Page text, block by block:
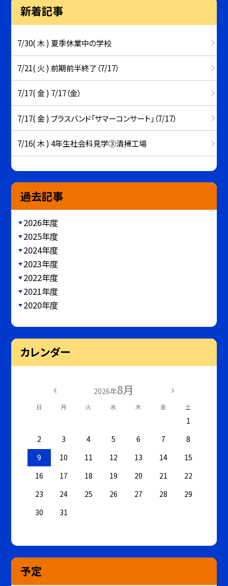
新着記事
7/30( 木 ) 夏季休業中の学校
7/21( 火 ) 前期前半終了（7/17）
7/17( 金 ) 7/17（金）
7/17( 金 ) ブラスバンド「サマーコンサート」（7/17）
7/16( 木 ) 4年生社会科見学③清掃工場
過去記事
2026年度
2025年度
2024年度
2023年度
2022年度
2021年度
2020年度
カレンダー
2026年8月
日 月 火 水 木 金 土
1
2
3 4 5 6 7
8
9
10 11 12 13 14
15
16
17 18 19 20 21
22
23
24 25 26 27 28
29
30
31
予定